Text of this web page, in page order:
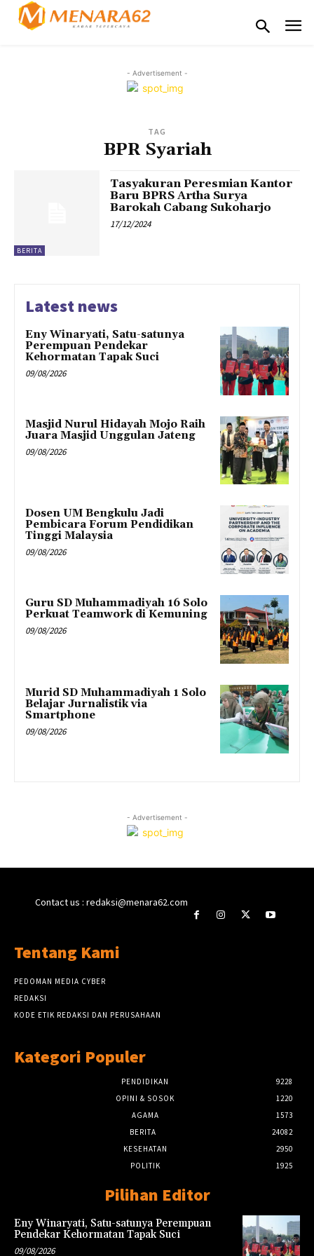
- Advertisement -
TAG
BPR Syariah
BERITA
Tasyakuran Peresmian Kantor
Baru BPRS Artha Surya
Barokah Cabang Sukoharjo
17/12/2024
Latest news
Eny Winaryati, Satu-satunya
Perempuan Pendekar
Kehormatan Tapak Suci
09/08/2026
Masjid Nurul Hidayah Mojo Raih
Juara Masjid Unggulan Jateng
09/08/2026
Dosen UM Bengkulu Jadi
Pembicara Forum Pendidikan
Tinggi Malaysia
09/08/2026
Guru SD Muhammadiyah 16 Solo
Perkuat Teamwork di Kemuning
09/08/2026
Murid SD Muhammadiyah 1 Solo
Belajar Jurnalistik via
Smartphone
09/08/2026
- Advertisement -
Contact us : redaksi@menara62.com
Tentang Kami
PEDOMAN MEDIA CYBER
REDAKSI
KODE ETIK REDAKSI DAN PERUSAHAAN
Kategori Populer
PENDIDIKAN
9228
OPINI & SOSOK
1220
AGAMA
1573
BERITA
24082
KESEHATAN
2950
POLITIK
1925
Pilihan Editor
Eny Winaryati, Satu-satunya Perempuan
Pendekar Kehormatan Tapak Suci
09/08/2026